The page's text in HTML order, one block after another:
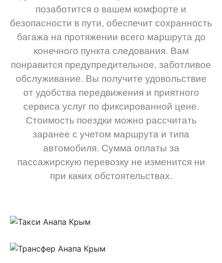
позаботится о вашем комфорте и
безопасности в пути, обеспечит сохранность
багажа на протяжении всего маршрута до
конечного пункта следования. Вам
понравится предупредительное, заботливое
обслуживание. Вы получите удовольствие
от удобства передвижения и приятного
сервиса услуг по фиксированной цене.
Стоимость поездки можно рассчитать
заранее с учетом маршрута и типа
автомобиля. Сумма оплаты за
пассажирскую перевозку не изменится ни
при каких обстоятельствах.